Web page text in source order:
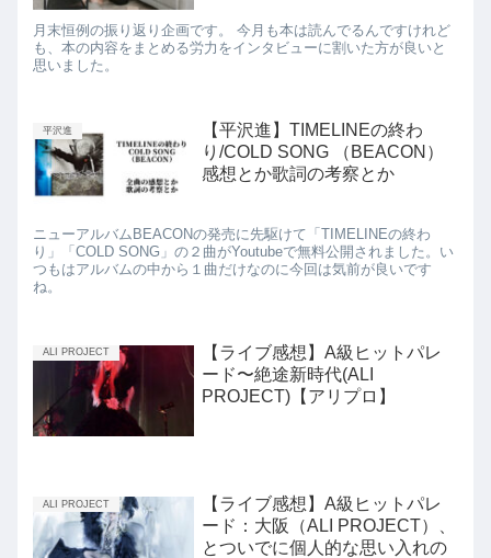
月末恒例の振り返り企画です。 今月も本は読んでるんですけれど
も、本の内容をまとめる労力をインタビューに割いた方が良いと
思いました。
平沢進
【平沢進】TIMELINEの終わ
り/COLD SONG （BEACON）
感想とか歌詞の考察とか
ニューアルバムBEACONの発売に先駆けて「TIMELINEの終わ
り」「COLD SONG」の２曲がYoutubeで無料公開されました。い
つもはアルバムの中から１曲だけなのに今回は気前が良いです
ね。
ALI PROJECT
【ライブ感想】A級ヒットパレ
ード〜絶途新時代(ALI
PROJECT)【アリプロ】
ALI PROJECT
【ライブ感想】A級ヒットパレ
ード：大阪（ALI PROJECT）、
とついでに個人的な思い入れの